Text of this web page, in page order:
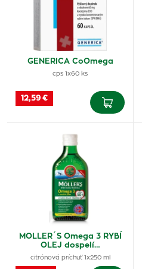
GENERICA CoOmega
cps 1x60 ks
12,59 €
MOLLER´S Omega 3 RYBÍ
OLEJ dospelí…
citrónová príchuť 1x250 ml